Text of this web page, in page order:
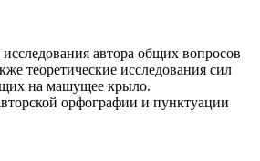
автора общих вопросов
теоретические исследования сил
на машущее крыло.
орфографии и пунктуации